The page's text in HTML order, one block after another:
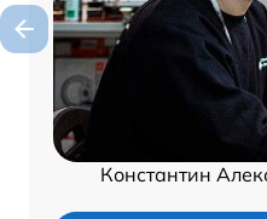
Константин